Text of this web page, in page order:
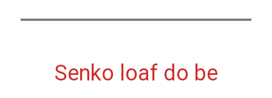
Senko loaf do be